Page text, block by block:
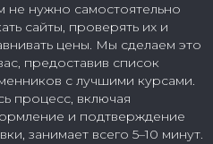
не нужно самостоятельно
сайты, проверять их и
цены. Мы сделаем это
предоставив список
с лучшими курсами.
процесс, включая
и подтверждение
занимает всего 5–10 минут.